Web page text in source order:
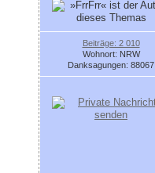
Beiträge: 2 010
Wohnort: NRW
Danksagungen: 88067